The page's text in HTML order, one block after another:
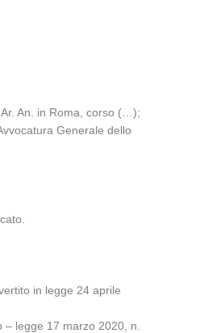
An. in Roma, corso (…);
Generale dello
in legge 24 aprile
legge 17 marzo 2020, n.